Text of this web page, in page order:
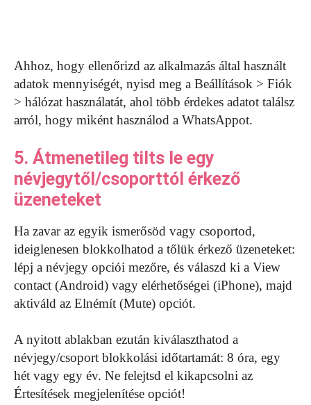
Ahhoz, hogy ellenőrizd az alkalmazás által használt
adatok mennyiségét, nyisd meg a Beállítások > Fiók
> hálózat használatát, ahol több érdekes adatot találsz
arról, hogy miként használod a WhatsAppot.
5. Átmenetileg tilts le egy
névjegytől/csoporttól érkező
üzeneteket
Ha zavar az egyik ismerősöd vagy csoportod,
ideiglenesen blokkolhatod a tőlük érkező üzeneteket:
lépj a névjegy opciói mezőre, és válaszd ki a View
contact (Android) vagy elérhetőségei (iPhone), majd
aktiváld az Elnémít (Mute) opciót.
A nyitott ablakban ezután kiválaszthatod a
névjegy/csoport blokkolási időtartamát: 8 óra, egy
hét vagy egy év. Ne felejtsd el kikapcsolni az
Értesítések megjelenítése opciót!